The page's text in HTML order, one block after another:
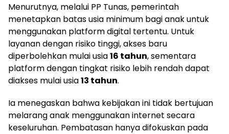
Menurutnya, melalui PP Tunas, pemerintah
menetapkan batas usia minimum bagi anak untuk
menggunakan platform digital tertentu. Untuk
layanan dengan risiko tinggi, akses baru
diperbolehkan mulai usia16 tahun, sementara
platform dengan tingkat risiko lebih rendah dapat
diakses mulai usia13 tahun.
Ia menegaskan bahwa kebijakan ini tidak bertujuan
melarang anak menggunakan internet secara
keseluruhan. Pembatasan hanya difokuskan pada